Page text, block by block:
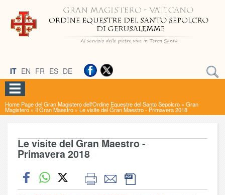
IT EN FR ES DE
Home Page del Gran Magistero dell'Ordine Equestre del Santo Sepolcro » Gran
Magistero» Il Gran Maestro » Le visite del Gran Maestro - Primavera 2018
Le visite del Gran Maestro -
Primavera 2018